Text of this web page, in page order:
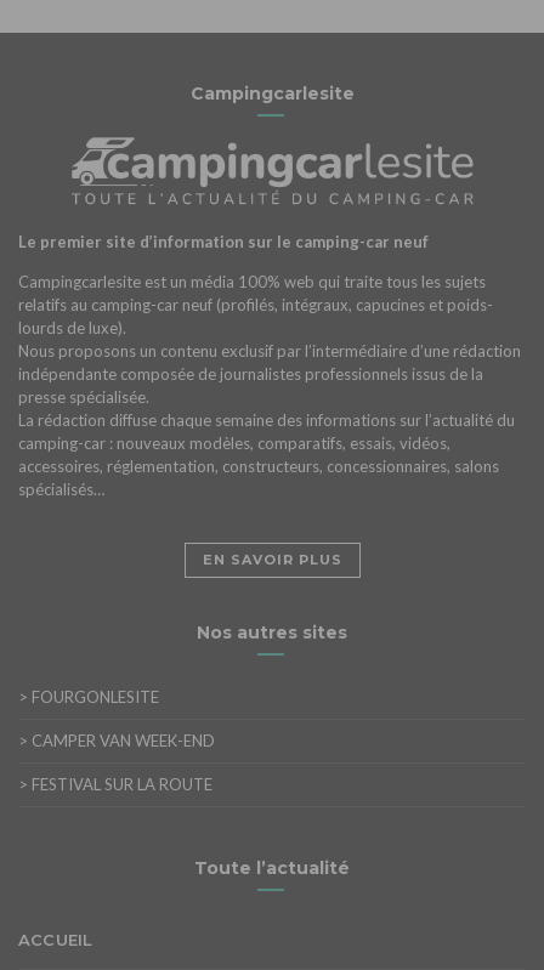
Campingcarlesite
Le premier site d’information sur le camping-car neuf
Campingcarlesite est un média 100% web qui traite tous les sujets
relatifs au camping-car neuf (profilés, intégraux, capucines et poids-
lourds de luxe).
Nous proposons un contenu exclusif par l’intermédiaire d’une rédaction
indépendante composée de journalistes professionnels issus de la
presse spécialisée.
La rédaction diffuse chaque semaine des informations sur l’actualité du
camping-car : nouveaux modèles, comparatifs, essais, vidéos,
accessoires, réglementation, constructeurs, concessionnaires, salons
spécialisés…
EN SAVOIR PLUS
Nos autres sites
> FOURGONLESITE
> CAMPER VAN WEEK-END
> FESTIVAL SUR LA ROUTE
Toute l’actualité
ACCUEIL